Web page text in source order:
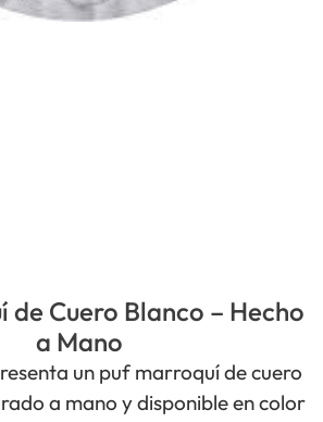
de Cuero Blanco – Hecho
a Mano
un puf marroquí de cuero
a mano y disponible en color